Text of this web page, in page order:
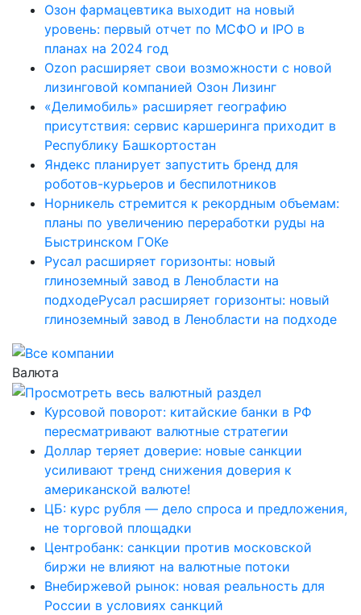
Озон фармацевтика выходит на новый
уровень: первый отчет по МСФО и IPO в
планах на 2024 год
Ozon расширяет свои возможности с новой
лизинговой компанией Озон Лизинг
«Делимобиль» расширяет географию
присутствия: сервис каршеринга приходит в
Республику Башкортостан
Яндекс планирует запустить бренд для
роботов-курьеров и беспилотников
Норникель стремится к рекордным объемам:
планы по увеличению переработки руды на
Быстринском ГОКе
Русал расширяет горизонты: новый
глиноземный завод в Ленобласти на
подходеРусал расширяет горизонты: новый
глиноземный завод в Ленобласти на подходе
Валюта
Курсовой поворот: китайские банки в РФ
пересматривают валютные стратегии
Доллар теряет доверие: новые санкции
усиливают тренд снижения доверия к
американской валюте!
ЦБ: курс рубля — дело спроса и предложения,
не торговой площадки
Центробанк: санкции против московской
биржи не влияют на валютные потоки
Внебиржевой рынок: новая реальность для
России в условиях санкций